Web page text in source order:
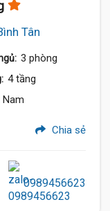
Tân
3 phòng
4 tầng
Nam
Chia sẻ
0989456623